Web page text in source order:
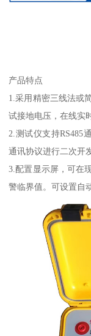
产品特点
1.采用精密三线法或
试接地电压，在线实
2.测试仪支持RS485
通讯协议进行二次开
3.配置显示屏，可在
警临界值。可设置自